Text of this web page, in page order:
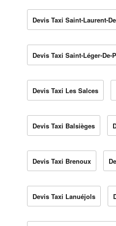
Devis Taxi Saint-Laurent-
Devis Taxi Saint-Léger-De-
Devis Taxi Les Salces
Devis Taxi Balsièges
Devis Taxi Brenoux
Devis Taxi Lanuéjols